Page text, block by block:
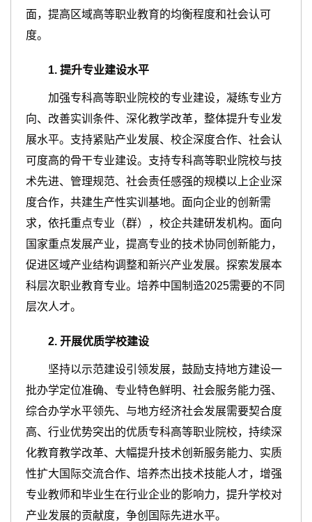
面，提高区域高等职业教育的均衡程度和社会认可
度。
1. 提升专业建设水平
加强专科高等职业院校的专业建设，凝练专业方
向、改善实训条件、深化教学改革，整体提升专业发
展水平。支持紧贴产业发展、校企深度合作、社会认
可度高的骨干专业建设。支持专科高等职业院校与技
术先进、管理规范、社会责任感强的规模以上企业深
度合作，共建生产性实训基地。面向企业的创新需
求，依托重点专业（群），校企共建研发机构。面向
国家重点发展产业，提高专业的技术协同创新能力，
促进区域产业结构调整和新兴产业发展。探索发展本
科层次职业教育专业。培养中国制造2025需要的不同
层次人才。
2.开展优质学校建设
坚持以示范建设引领发展，鼓励支持地方建设一
批办学定位准确、专业特色鲜明、社会服务能力强、
综合办学水平领先、与地方经济社会发展需要契合度
高、行业优势突出的优质专科高等职业院校，持续深
化教育教学改革、大幅提升技术创新服务能力、实质
性扩大国际交流合作、培养杰出技术技能人才，增强
专业教师和毕业生在行业企业的影响力，提升学校对
产业发展的贡献度，争创国际先进水平。